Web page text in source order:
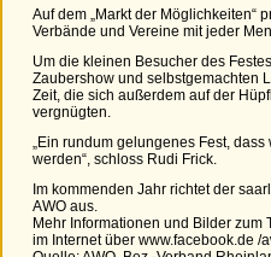
Auf dem „Markt der Möglichkeiten“
Verbände und Vereine mit jeder
Um die kleinen Besucher des
Zaubershow und selbstgemachten
Zeit, die sich außerdem auf der
vergnügten.
„Ein rundum gelungenes Fest,
werden“, schloss Rudi Frick.
Im kommenden Jahr richtet der
AWO aus.
Mehr Informationen und Bilder zum
im Internet über www.facebook.de